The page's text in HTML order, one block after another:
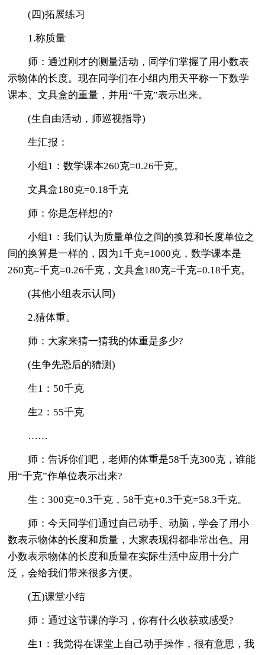
(四)拓展练习
1.称质量
师：通过刚才的测量活动，同学们掌握了用小数表
示物体的长度。现在同学们在小组内用天平称一下数学
课本、文具盒的重量，并用“千克”表示出来。
(生自由活动，师巡视指导)
生汇报：
小组1：数学课本260克=0.26千克。
文具盒180克=0.18千克
师：你是怎样想的?
小组1：我们认为质量单位之间的换算和长度单位之
间的换算是一样的，因为1千克=1000克，数学课本是
260克=千克=0.26千克，文具盒180克=千克=0.18千克。
(其他小组表示认同)
2.猜体重。
师：大家来猜一猜我的体重是多少?
(生争先恐后的猜测)
生1：50千克
生2：55千克
……
师：告诉你们吧，老师的体重是58千克300克，谁能
用“千克”作单位表示出来?
生：300克=0.3千克，58千克+0.3千克=58.3千克。
师：今天同学们通过自己动手、动脑，学会了用小
数表示物体的长度和质量，大家表现得都非常出色。用
小数表示物体的长度和质量在实际生活中应用十分广
泛，会给我们带来很多方便。
(五)课堂小结
师：通过这节课的学习，你有什么收获或感受?
生1：我觉得在课堂上自己动手操作，很有意思，我